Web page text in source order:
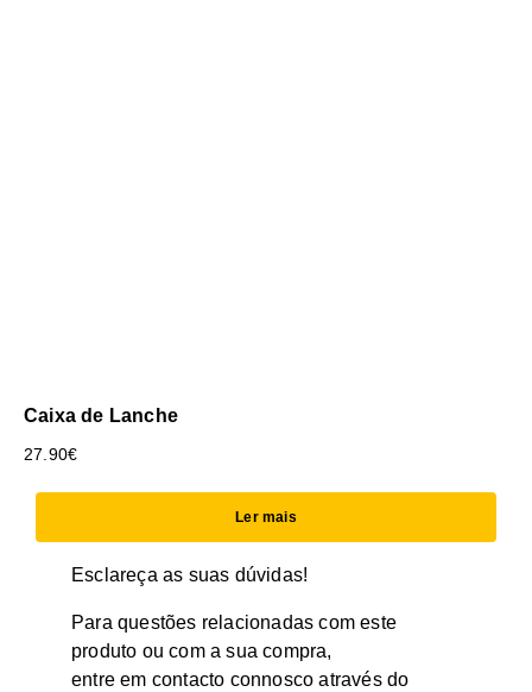
Caixa de Lanche
27.90€
Ler mais
Esclareça as suas dúvidas!
Para questões relacionadas com este
produto ou com a sua compra,
entre em contacto connosco através do